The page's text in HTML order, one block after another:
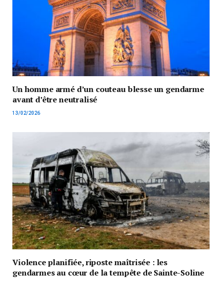
Un homme armé d’un couteau blesse un gendarme
avant d’être neutralisé
13/02/2026
Violence planifiée, riposte maîtrisée : les
gendarmes au cœur de la tempête de Sainte-Soline